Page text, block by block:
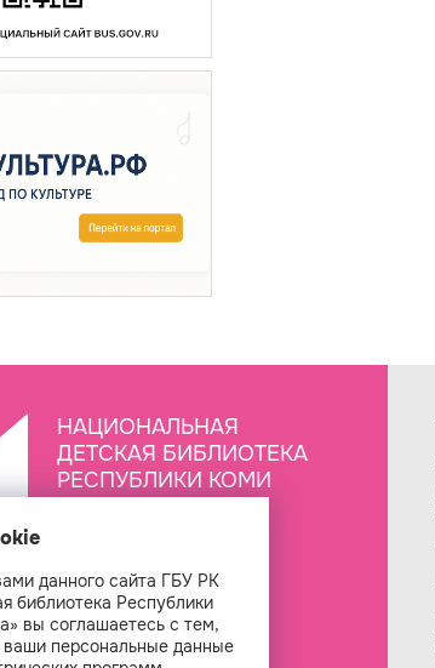
НАЦИОНАЛЬНАЯ
ДЕТСКАЯ БИБЛИОТЕКА
РЕСПУБЛИКИ КОМИ
Создание сайта —
данного сайта ГБУ РК
библиотека Республики
вы соглашаетесь с тем,
персональные данные